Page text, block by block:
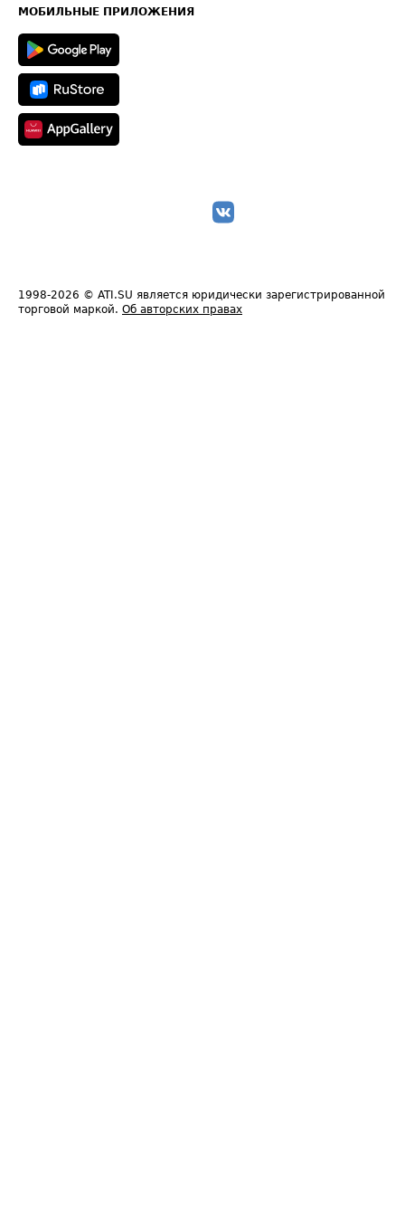
Техническая информация
МОБИЛЬНЫЕ ПРИЛОЖЕНИЯ
1998-2026 © ATI.SU является юридически зарегистрированной
торговой маркой. Об авторских правах